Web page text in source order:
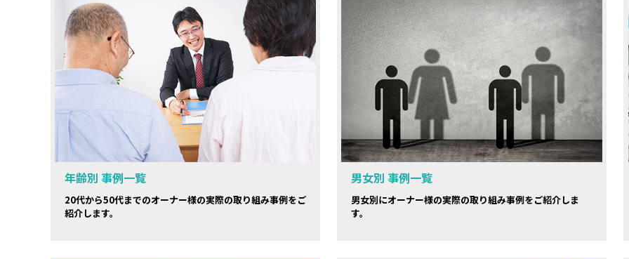
年齢別 事例一覧
20代から50代までのオーナー様の実際の取り組み事例をご
紹介します。
男女別 事例一覧
男女別にオーナー様の実際の取り組み事例をご紹介しま
す。